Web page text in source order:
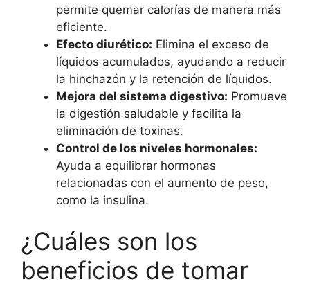
permite quemar calorías de manera más
eficiente.
Efecto diurético: Elimina el exceso de
líquidos acumulados, ayudando a reducir
la hinchazón y la retención de líquidos.
Mejora del sistema digestivo: Promueve
la digestión saludable y facilita la
eliminación de toxinas.
Control de los niveles hormonales:
Ayuda a equilibrar hormonas
relacionadas con el aumento de peso,
como la insulina.
¿Cuáles son los
beneficios de tomar